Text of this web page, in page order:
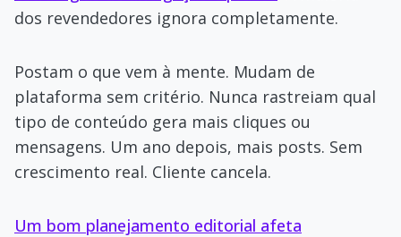
dos revendedores ignora completamente.
Postam o que vem à mente. Mudam de
plataforma sem critério. Nunca rastreiam qual
tipo de conteúdo gera mais cliques ou
mensagens. Um ano depois, mais posts. Sem
crescimento real. Cliente cancela.
Um bom planejamento editorial afeta